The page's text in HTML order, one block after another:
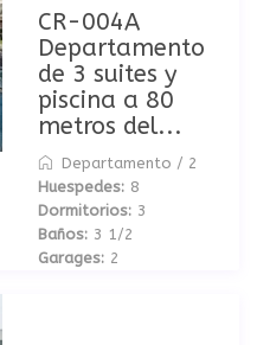
CR-004A
Departamento
de 3 suites y
piscina a 80
metros del...
Departamento / 2
Huespedes: 8
Dormitorios: 3
Baños: 3 1/2
Garages: 2